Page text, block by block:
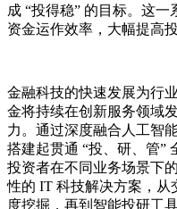
成 “投得稳” 的目标。这
资金运作效率，大幅提高
金融科技的快速发展为行
金将持续在创新服务领域
力。通过深度融合人工智
搭建起贯通 “投、研、管”
投资者在不同业务场景下
性的 IT 科技解决方案，从
度挖掘，再到智能投研工